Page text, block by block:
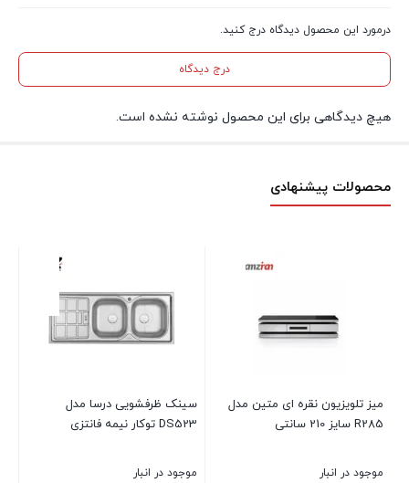
درمورد این محصول دیدگاه درج کنید.
درج دیدگاه
هیچ دیدگاهی برای این محصول نوشته نشده است.
محصولات پیشنهادی
میز تلویزیون نقره ای متین مدل
R285 سايز 210 سانتی
موجود در انبار
سینک ظرفشویی درسا مدل
DS523 توکار نیمه فانتزی
موجود در انبار